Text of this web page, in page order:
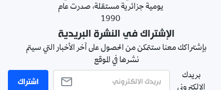
يومية جزائرية مستقلة، صدرت عام
1990
الإشتراك في النشرة البريدية
بإشتراكك معنا ستتمكن من الحصول على آخر الأخبار التي سيتم
نشرها في الموقع
بريدك
الالكتروني
اشتراك